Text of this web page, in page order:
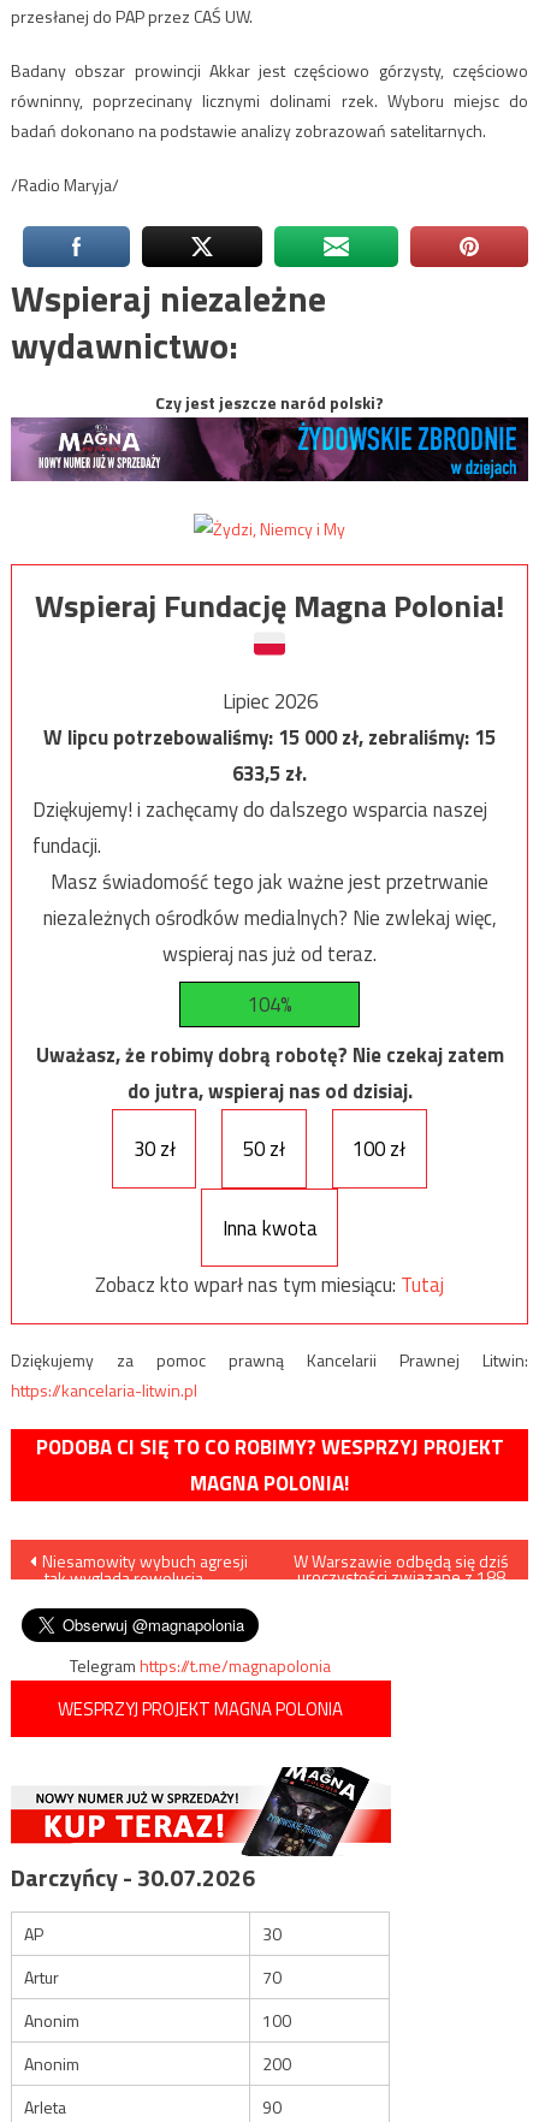
przesłanej do PAP przez CAŚ UW.
Badany obszar prowincji Akkar jest częściowo górzysty, częściowo
równinny, poprzecinany licznymi dolinami rzek. Wyboru miejsc do
badań dokonano na podstawie analizy zobrazowań satelitarnych.
/Radio Maryja/
Wspieraj niezależne
wydawnictwo:
Czy jest jeszcze naród polski?
Wspieraj Fundację Magna Polonia!
Lipiec 2026
W lipcu potrzebowaliśmy:15 000zł, zebraliśmy:15
633,5zł.
Dziękujemy! i zachęcamy do dalszego wsparcia naszej
fundacji.
Masz świadomość tego jak ważne jest przetrwanie
niezależnych ośrodków medialnych? Nie zwlekaj więc,
wspieraj nas już od teraz.
104%
Uważasz, że robimy dobrą robotę? Nie czekaj zatem
do jutra, wspieraj nas od dzisiaj.
30 zł
50 zł 100 zł
Inna kwota
Zobacz kto wparł nas tym miesiącu: Tutaj
Dziękujemy za pomoc prawną Kancelarii Prawnej Litwin:
https://kancelaria-litwin.pl
PODOBA CI SIĘ TO CO ROBIMY? WESPRZYJ PROJEKT
MAGNA POLONIA!
Nawigacja
wpisu
Niesamowity wybuch agresji
– tak wygląda rewolucja
W Warszawie odbędą się dziś
uroczystości związane z 188.
Telegramhttps://t.me/magnapolonia
WESPRZYJ PROJEKT MAGNA POLONIA
Darczyńcy - 30.07.2026
AP
30
Artur
70
Anonim
100
Anonim
200
Arleta
90